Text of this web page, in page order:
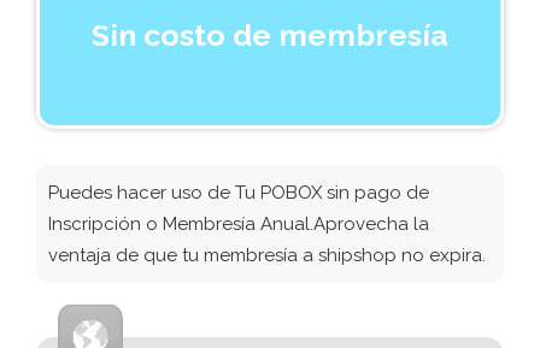
Sin costo de membresía
Puedes hacer uso de Tu POBOX sin pago de
Inscripción o Membresía Anual.Aprovecha la
ventaja de que tu membresía a shipshop no expira.